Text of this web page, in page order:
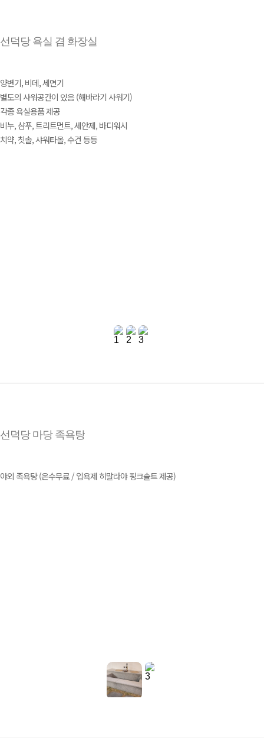
선덕당 욕실 겸 화장실
양변기, 비데, 세면기
별도의 샤워공간이 있음 (해바라기 샤워기)
각종 욕실용품 제공
비누, 샴푸, 트리트먼트, 세안제, 바디워시
치약, 칫솔, 샤워타올, 수건 등등
선덕당 마당 족욕탕
야외 족욕탕 (온수무료 / 입욕제 히말라야 핑크솔트 제공)